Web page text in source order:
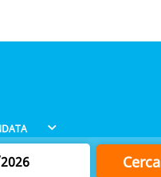
Cerca